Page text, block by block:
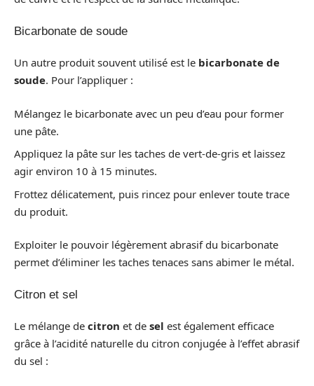
Bicarbonate de soude
Un autre produit souvent utilisé est le bicarbonate de
soude. Pour l’appliquer :
Mélangez le bicarbonate avec un peu d’eau pour former
une pâte.
Appliquez la pâte sur les taches de vert-de-gris et laissez
agir environ 10 à 15 minutes.
Frottez délicatement, puis rincez pour enlever toute trace
du produit.
Exploiter le pouvoir légèrement abrasif du bicarbonate
permet d’éliminer les taches tenaces sans abimer le métal.
Citron et sel
Le mélange de citron et de sel est également efficace
grâce à l’acidité naturelle du citron conjugée à l’effet abrasif
du sel :